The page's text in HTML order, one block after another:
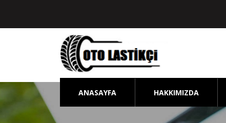
ANASAYFA HAKKIMIZDA